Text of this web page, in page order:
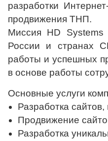
разработки
продвижения ТНП.
Миссия HD Systems
России и странах
работы и успешных
в основе работы
Основные услуги
Разработка
Продвижение
Разработка